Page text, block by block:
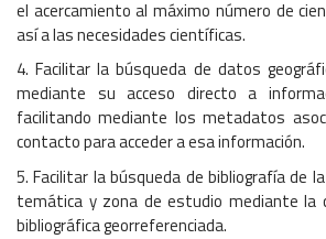
el acercamiento al máximo número de
así a las necesidades científicas.
4. Facilitar la búsqueda de datos
mediante su acceso directo a
facilitando mediante los metadatos
contacto para acceder a esa información.
5. Facilitar la búsqueda de bibliografía de
temática y zona de estudio mediante la
bibliográfica georreferenciada.